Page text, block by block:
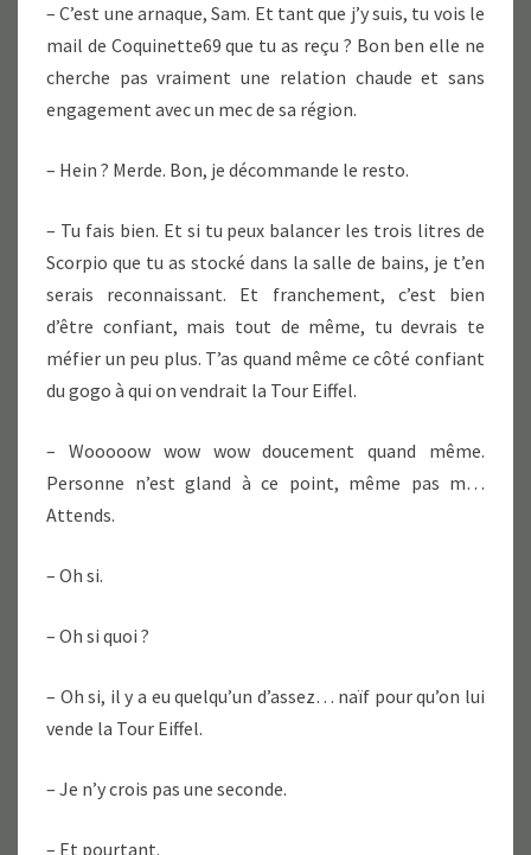
– C’est une arnaque, Sam. Et tant que j’y suis, tu vois le
mail de Coquinette69 que tu as reçu ? Bon ben elle ne
cherche pas vraiment une relation chaude et sans
engagement avec un mec de sa région.
– Hein ? Merde. Bon, je décommande le resto.
– Tu fais bien. Et si tu peux balancer les trois litres de
Scorpio que tu as stocké dans la salle de bains, je t’en
serais reconnaissant. Et franchement, c’est bien
d’être confiant, mais tout de même, tu devrais te
méfier un peu plus. T’as quand même ce côté confiant
du gogo à qui on vendrait la Tour Eiffel.
– Wooooow wow wow doucement quand même.
Personne n’est gland à ce point, même pas m…
Attends.
– Oh si.
– Oh si quoi ?
– Oh si, il y a eu quelqu’un d’assez… naïf pour qu’on lui
vende la Tour Eiffel.
– Je n’y crois pas une seconde.
– Et pourtant.